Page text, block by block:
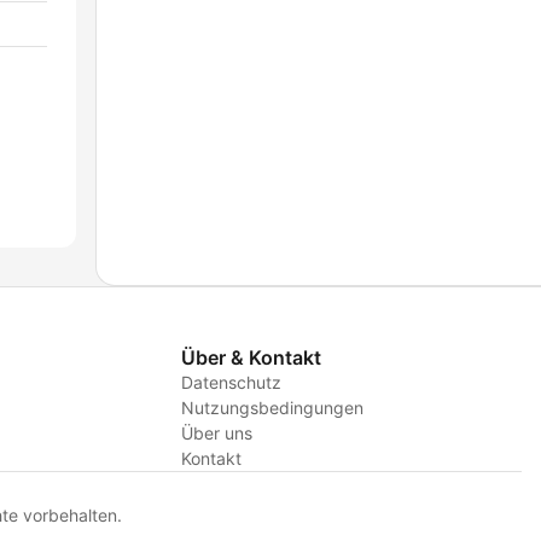
Über & Kontakt
Datenschutz
Nutzungsbedingungen
Über uns
Kontakt
vorbehalten.